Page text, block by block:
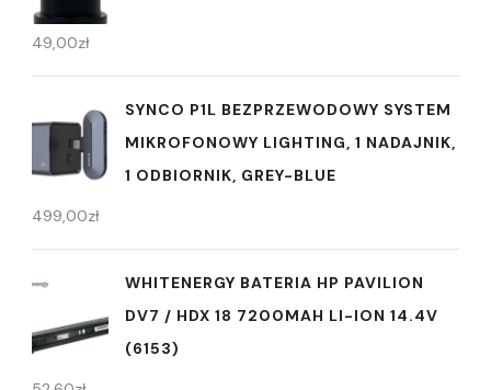
49,00zł
SYNCO P1L BEZPRZEWODOWY SYSTEM
MIKROFONOWY LIGHTING, 1 NADAJNIK,
1 ODBIORNIK, GREY-BLUE
499,00zł
WHITENERGY BATERIA HP PAVILION
DV7 / HDX 18 7200MAH LI-ION 14.4V
(6153)